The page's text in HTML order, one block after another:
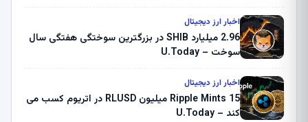
اخبار ارز دیجیتال
2.96 میلیارد SHIB در بزرگترین سوختگی هفتگی سال
سوخت – U.Today
اخبار ارز دیجیتال
Ripple Mints 15 میلیون RLUSD در اتریوم کسب می
کند – U.Today